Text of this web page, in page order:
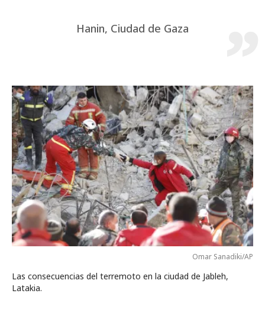
Hanin, Ciudad de Gaza
Omar Sanadiki/AP
Las consecuencias del terremoto en la ciudad de Jableh,
Latakia.